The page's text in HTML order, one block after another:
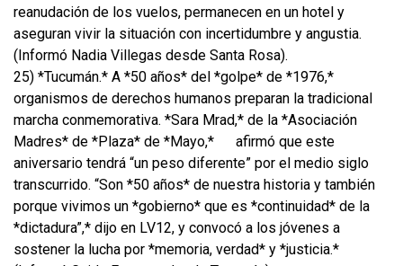
reanudación de los vuelos, permanecen en un hotel y
aseguran vivir la situación con incertidumbre y angustia.
(Informó Nadia Villegas desde Santa Rosa).
25) *Tucumán.* A *50 años* del *golpe* de *1976,*
organismos de derechos humanos preparan la tradicional
marcha conmemorativa. *Sara Mrad,* de la *Asociación
Madres* de *Plaza* de *Mayo,*
afirmó que este
aniversario tendrá “un peso diferente” por el medio siglo
transcurrido. “Son *50 años* de nuestra historia y también
porque vivimos un *gobierno* que es *continuidad* de la
*dictadura”,* dijo en LV12, y convocó a los jóvenes a
sostener la lucha por *memoria, verdad* y *justicia.*